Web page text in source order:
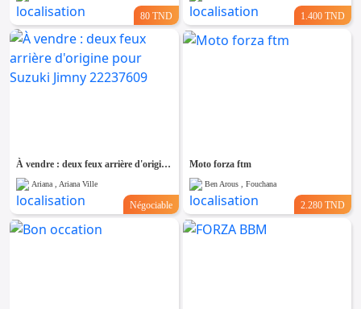
80 TND 1.400 TND
À vendre : deux feux arrière d'origine pour Suzuki Jimny 22237609
Ariana , Ariana Ville
Négociable
Moto forza ftm
Ben Arous , Fouchana
2.280 TND